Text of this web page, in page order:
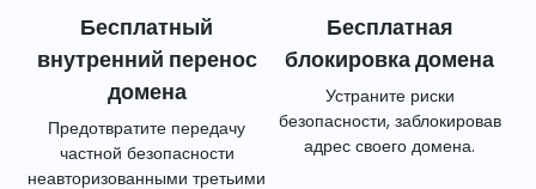
Бесплатный
внутренний перенос
домена
Предотвратите передачу
частной безопасности
неавторизованными третьими
Бесплатная
блокировка домена
Устраните риски
безопасности, заблокировав
адрес своего домена.